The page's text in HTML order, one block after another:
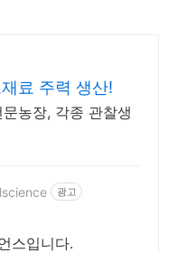
료 주력 생산!
농장, 각종 관찰생
광고
스입니다.